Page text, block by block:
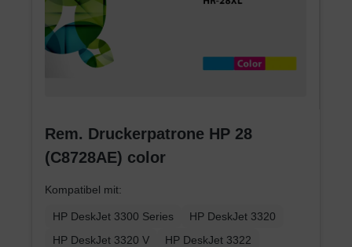
Rem. Druckerpatrone HP 28
(C8728AE) color
Kompatibel mit:
HP DeskJet 3300 Series
HP DeskJet 3320
HP DeskJet 3320 V
HP DeskJet 3322